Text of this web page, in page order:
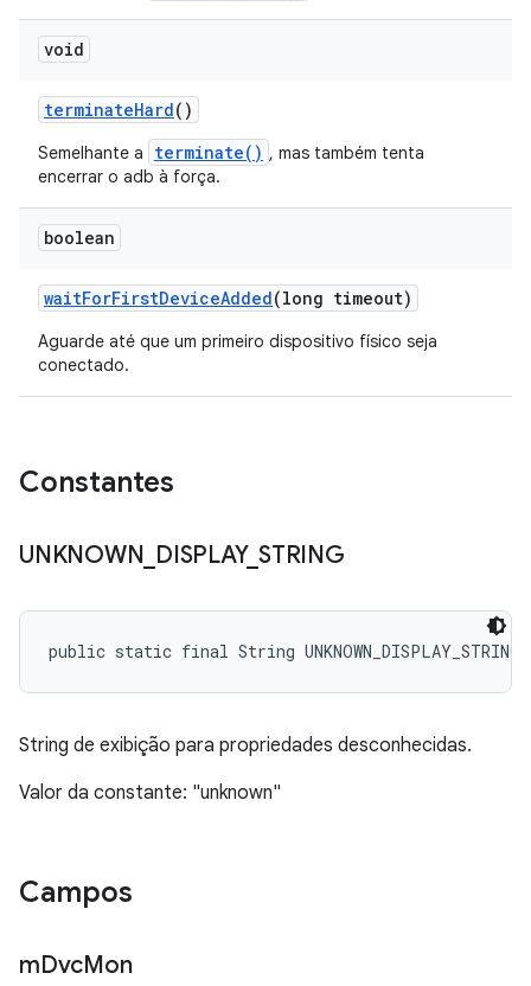
void
terminateHard()
Semelhante a terminate() , mas também tenta
encerrar o adb à força.
boolean
waitForFirstDeviceAdded(long timeout)
Aguarde até que um primeiro dispositivo físico seja
conectado.
Constantes
UNKNOWN DISPLAY_ STRING
public static final String UNKNOWN_DISPLAY_STRING
String de exibição para propriedades desconhecidas.
Valor da constante: "unknown"
Campos
mDvcMon